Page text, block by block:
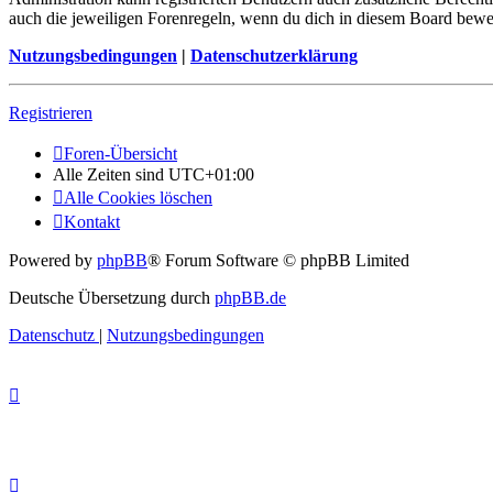
auch die jeweiligen Forenregeln, wenn du dich in diesem Board
Nutzungsbedingungen | Datenschutzerklärung
Registrieren
Foren-Übersicht
Alle Zeiten sind UTC+01:00
Alle Cookies löschen
Kontakt
Powered by phpBB® Forum Software © phpBB Limited
Deutsche Übersetzung durch phpBB.de
Datenschutz | Nutzungsbedingungen